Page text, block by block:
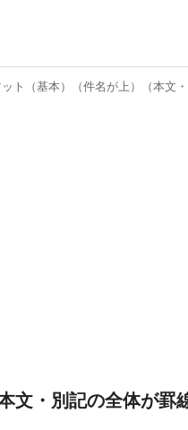
ト（基本）（件名が上）（本文・
文・別記の全体が罫